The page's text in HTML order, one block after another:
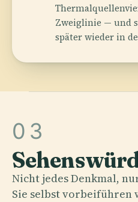
Zweiglinie — und
später wieder in
03
Nicht jedes Denkmal,
Sie selbst vorbeiführen